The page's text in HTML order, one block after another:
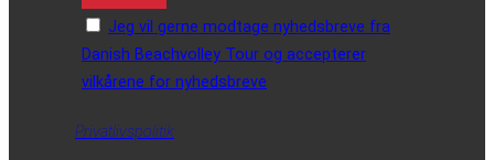
Jeg vil gerne modtage nyhedsbreve fra
Danish Beachvolley Tour og accepterer
vilkårene for nyhedsbreve
Privatlivspolitik